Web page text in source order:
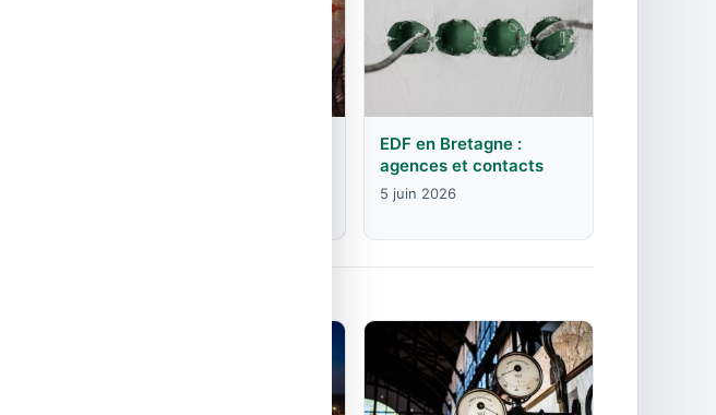
EDF en Bretagne :
agences et contacts
5 juin 2026